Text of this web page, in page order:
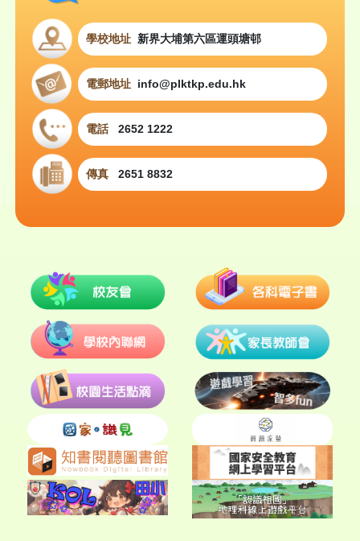
學校地址 新界大埔第六區運頭塘邨
電郵地址 info@plktkp.edu.hk
電話 2652 1222
傳真 2651 8832